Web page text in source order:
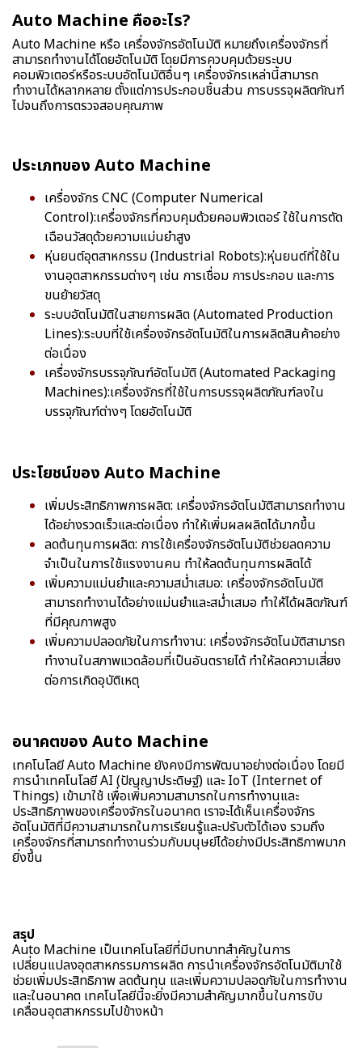
Auto Machine คืออะไร?
Auto Machine หรือ เครื่องจักรอัตโนมัติ หมายถึงเครื่องจักรที่
สามารถทำงานได้โดยอัตโนมัติ โดยมีการควบคุมด้วยระบบ
คอมพิวเตอร์หรือระบบอัตโนมัติอื่นๆ เครื่องจักรเหล่านี้สามารถ
ทำงานได้หลากหลาย ตั้งแต่การประกอบชิ้นส่วน การบรรจุผลิตภัณฑ์
ไปจนถึงการตรวจสอบคุณภาพ
ประเภทของ Auto Machine
เครื่องจักร CNC (Computer Numerical
Control):เครื่องจักรที่ควบคุมด้วยคอมพิวเตอร์ ใช้ในการตัด
เฉือนวัสดุด้วยความแม่นยำสูง
หุ่นยนต์อุตสาหกรรม (Industrial Robots):หุ่นยนต์ที่ใช้ใน
งานอุตสาหกรรมต่างๆ เช่น การเชื่อม การประกอบ และการ
ขนย้ายวัสดุ
ระบบอัตโนมัติในสายการผลิต (Automated Production
Lines):ระบบที่ใช้เครื่องจักรอัตโนมัติในการผลิตสินค้าอย่าง
ต่อเนื่อง
เครื่องจักรบรรจุภัณฑ์อัตโนมัติ (Automated Packaging
Machines):เครื่องจักรที่ใช้ในการบรรจุผลิตภัณฑ์ลงใน
บรรจุภัณฑ์ต่างๆ โดยอัตโนมัติ
ประโยชน์ของ Auto Machine
เพิ่มประสิทธิภาพการผลิต: เครื่องจักรอัตโนมัติสามารถทำงาน
ได้อย่างรวดเร็วและต่อเนื่อง ทำให้เพิ่มผลผลิตได้มากขึ้น
ลดต้นทุนการผลิต: การใช้เครื่องจักรอัตโนมัติช่วยลดความ
จำเป็นในการใช้แรงงานคน ทำให้ลดต้นทุนการผลิตได้
เพิ่มความแม่นยำและความสม่ำเสมอ: เครื่องจักรอัตโนมัติ
สามารถทำงานได้อย่างแม่นยำและสม่ำเสมอ ทำให้ได้ผลิตภัณฑ์
ที่มีคุณภาพสูง
เพิ่มความปลอดภัยในการทำงาน: เครื่องจักรอัตโนมัติสามารถ
ทำงานในสภาพแวดล้อมที่เป็นอันตรายได้ ทำให้ลดความเสี่ยง
ต่อการเกิดอุบัติเหตุ
อนาคตของ Auto Machine
เทคโนโลยี Auto Machine ยังคงมีการพัฒนาอย่างต่อเนื่อง โดยมี
การนำเทคโนโลยี AI (ปัญญาประดิษฐ์) และ IoT (Internet of
Things) เข้ามาใช้ เพื่อเพิ่มความสามารถในการทำงานและ
ประสิทธิภาพของเครื่องจักรในอนาคต เราจะได้เห็นเครื่องจักร
อัตโนมัติที่มีความสามารถในการเรียนรู้และปรับตัวได้เอง รวมถึง
เครื่องจักรที่สามารถทำงานร่วมกับมนุษย์ได้อย่างมีประสิทธิภาพมาก
ยิ่งขึ้น
สรุป
Auto Machine เป็นเทคโนโลยีที่มีบทบาทสำคัญในการ
เปลี่ยนแปลงอุตสาหกรรมการผลิต การนำเครื่องจักรอัตโนมัติมาใช้
ช่วยเพิ่มประสิทธิภาพ ลดต้นทุน และเพิ่มความปลอดภัยในการทำงาน
และในอนาคต เทคโนโลยีนี้จะยิ่งมีความสำคัญมากขึ้นในการขับ
เคลื่อนอุตสาหกรรมไปข้างหน้า